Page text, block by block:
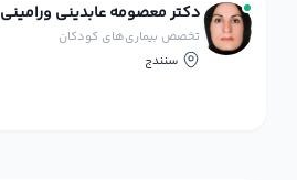
دکتر معصومه عابدینی ورامینی
تخصص بیماری‌های کودکان
سنندج